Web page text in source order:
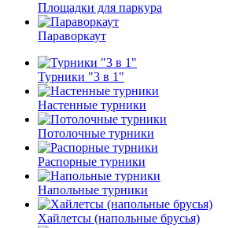
Площадки для паркура
Параворкаут
Турники "3 в 1"
Настенные турники
Потолочные турники
Распорные турники
Напольные турники
Хайлетсы (напольные брусья)